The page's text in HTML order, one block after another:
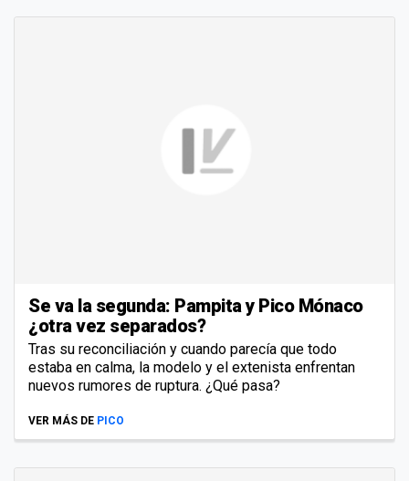
Se va la segunda: Pampita y Pico Mónaco
¿otra vez separados?
Tras su reconciliación y cuando parecía que todo
estaba en calma, la modelo y el extenista enfrentan
nuevos rumores de ruptura. ¿Qué pasa?
VER MÁS DE PICO